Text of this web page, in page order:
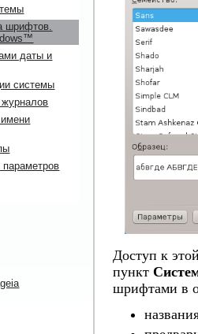
Доступ к
пункт
шрифтами в
шрифтов.
даты и
системы